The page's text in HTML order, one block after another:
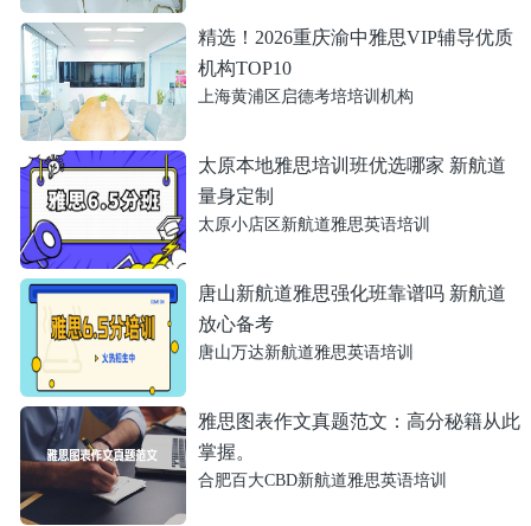
精选！2026重庆渝中雅思VIP辅导优质
机构TOP10
上海黄浦区启德考培培训机构
太原本地雅思培训班优选哪家 新航道
量身定制
太原小店区新航道雅思英语培训
唐山新航道雅思强化班靠谱吗 新航道
放心备考
唐山万达新航道雅思英语培训
雅思图表作文真题范文：高分秘籍从此
掌握。
合肥百大CBD新航道雅思英语培训